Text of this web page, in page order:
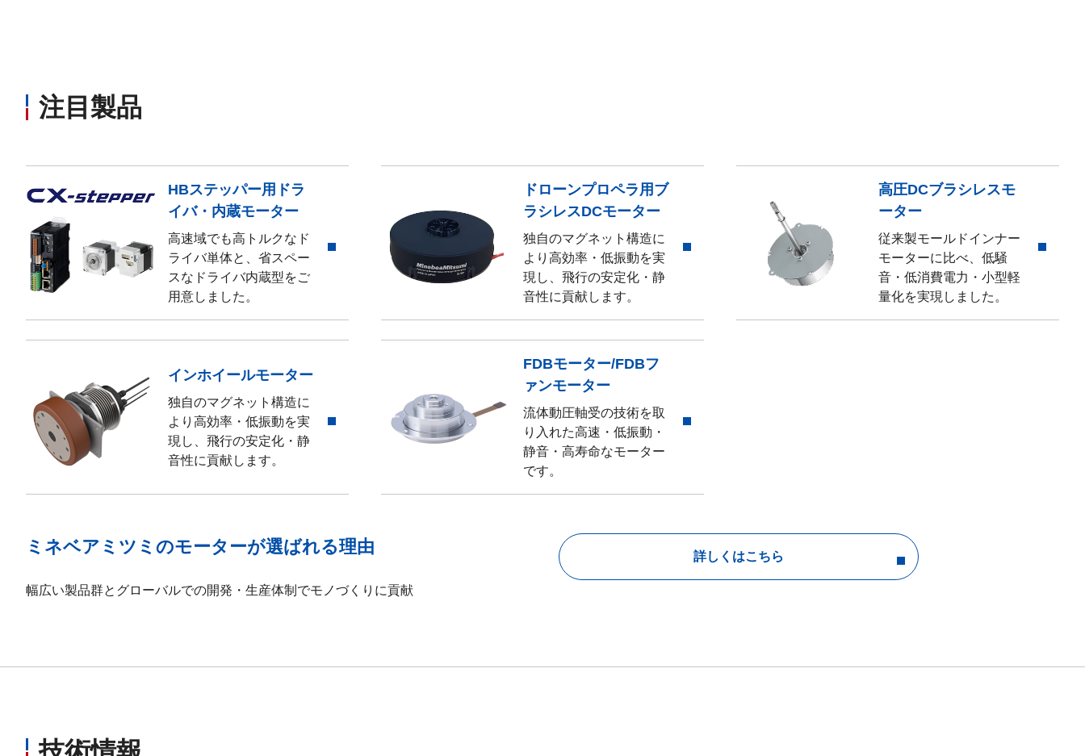
注目製品
HBステッパー用ドラ
イバ・内蔵モーター
高速域でも高トルクなド
ライバ単体と、省スペー
スなドライバ内蔵型をご
用意しました。
ドローンプロペラ用ブ
ラシレスDCモーター
独自のマグネット構造に
より高効率・低振動を実
現し、飛行の安定化・静
音性に貢献します。
高圧DCブラシレスモ
ーター
従来製モールドインナー
モーターに比べ、低騒
音・低消費電力・小型軽
量化を実現しました。
インホイールモーター
独自のマグネット構造に
より高効率・低振動を実
現し、飛行の安定化・静
音性に貢献します。
FDBモーター/FDBフ
ァンモーター
流体動圧軸受の技術を取
り入れた高速・低振動・
静音・高寿命なモーター
です。
ミネベアミツミのモーターが選ばれる理由
幅広い製品群とグローバルでの開発・生産体制でモノづくりに貢献
詳しくはこちら